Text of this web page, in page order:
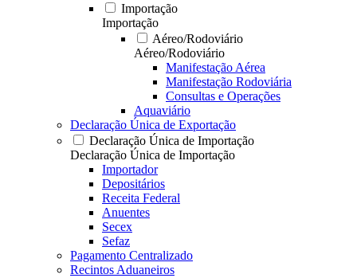
Importação
Importação
Aéreo/Rodoviário
Aéreo/Rodoviário
Manifestação Aérea
Manifestação Rodoviária
Consultas e Operações
Aquaviário
Declaração Única de Exportação
Declaração Única de Importação
Declaração Única de Importação
Importador
Depositários
Receita Federal
Anuentes
Secex
Sefaz
Pagamento Centralizado
Recintos Aduaneiros